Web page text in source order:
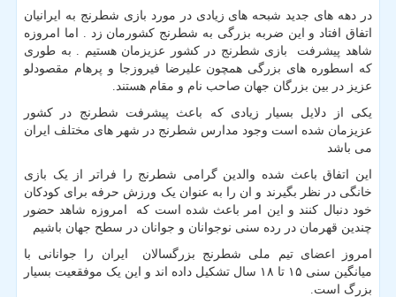
در دهه های جدید شبحه های زیادی در مورد بازی شطرنج به ایرانیان
اتفاق افتاد و این ضربه بزرگی به شطرنج کشورمان زد . اما امروزه
شاهد پیشرفت بازی شطرنج در کشور عزیزمان هستیم . به طوری
که اسطوره های بزرگی همچون علیرضا فیروزجا و پرهام مقصودلو
عزیز در بین بزرگان جهان صاحب نام و مقام هستند.
یکی از دلایل بسیار زیادی که باعث پیشرفت شطرنج در کشور
عزیزمان شده است وجود مدارس شطرنج در شهر های مختلف ایران
می باشد
این اتفاق باعث شده والدین گرامی شطرنج را فراتر از یک بازی
خانگی در نظر بگیرند و ان را به عنوان یک ورزش حرفه برای کودکان
خود دنبال کنند و این امر باعث شده است که امروزه شاهد حضور
چندین قهرمان در رده سنی نوجوانان و جوانان در سطح جهان باشیم
امروز اعضای تیم ملی شطرنج بزرگسالان ایران را جوانانی با
میانگین سنی ۱۵ تا ۱۸ سال تشکیل داده اند و این یک موفقعیت بسیار
بزرگ است.